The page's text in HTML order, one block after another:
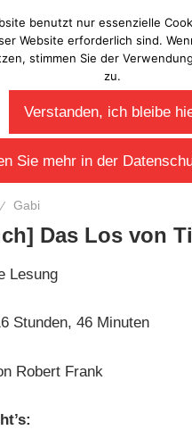
Gabi
Das Los von
Lesung
Stunden, 46 Minuten
Robert Frank
benutzt nur essenzielle
Website erforderlich sind.
stimmen Sie der
zu.
Verstanden, ich bleibe
Sie mehr in der